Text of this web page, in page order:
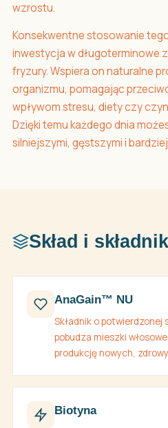
wzrostu.
Konsekwentne stosowanie
inwestycja w długoterminowe
fryzury. Wspiera on naturalne
organizmu, pomagając
wpływom stresu, diety czy
Dzięki temu każdego dnia
silniejszymi, gęstszymi i
Skład i
AnaGain™ NU
Składnik o
pobudza mieszki
produkcję nowych,
Biotyna